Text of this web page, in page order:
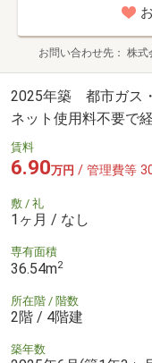
お問い合わせ先 株式
2025年築 都市ガス
ネット使用料不要で
賃料
6.90万円 / 管理費等
敷 / 礼
1ヶ月 / なし
専有面積
36.54m2
所在階 / 階数
2階 / 4階建
築年数